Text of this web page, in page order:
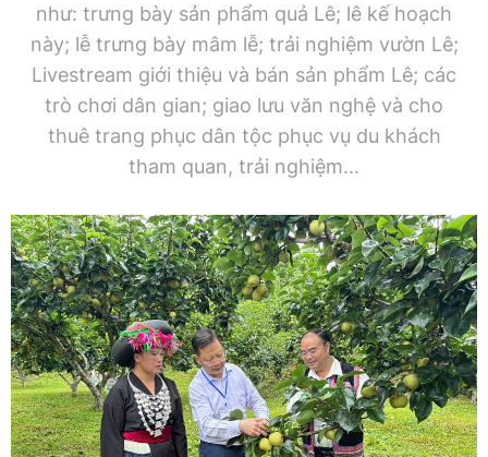
như: trưng bày sản phẩm quả Lê; lê kế hoạch
này; lễ trưng bày mâm lễ; trải nghiệm vườn Lê;
Livestream giới thiệu và bán sản phẩm Lê; các
trò chơi dân gian; giao lưu văn nghệ và cho
thuê trang phục dân tộc phục vụ du khách
tham quan, trải nghiệm...